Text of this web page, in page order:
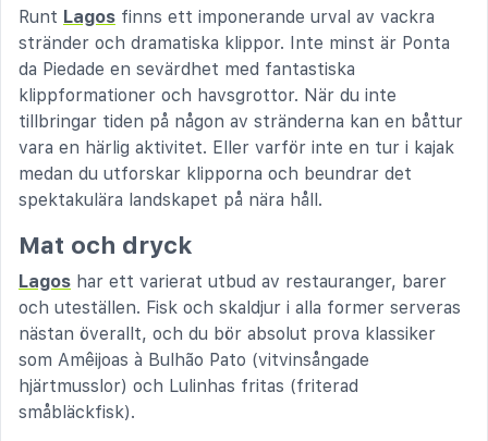
Runt Lagos finns ett imponerande urval av vackra
stränder och dramatiska klippor. Inte minst är Ponta
da Piedade en sevärdhet med fantastiska
klippformationer och havsgrottor. När du inte
tillbringar tiden på någon av stränderna kan en båttur
vara en härlig aktivitet. Eller varför inte en tur i kajak
medan du utforskar klipporna och beundrar det
spektakulära landskapet på nära håll.
Mat och dryck
Lagos har ett varierat utbud av restauranger, barer
och uteställen. Fisk och skaldjur i alla former serveras
nästan överallt, och du bör absolut prova klassiker
som Amêijoas à Bulhão Pato (vitvinsångade
hjärtmusslor) och Lulinhas fritas (friterad
småbläckfisk).